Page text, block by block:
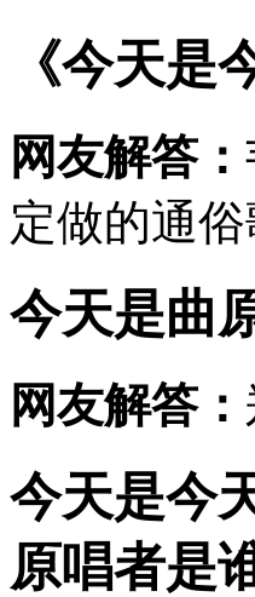
《今天是
网友解答：
定做的通俗
今天是曲
网友解答：
今天是今
原唱者是